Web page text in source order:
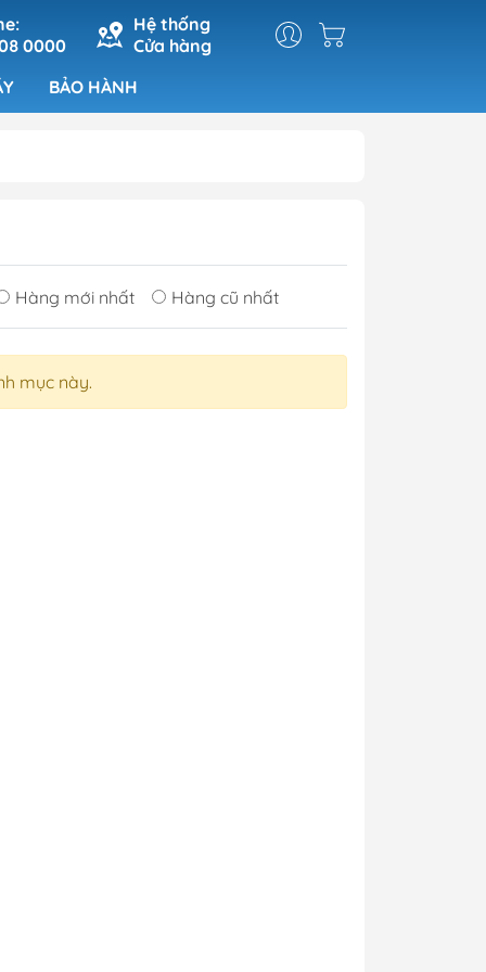
0000
Hệ thống
Cửa hàng
BẢO HÀNH
Hàng mới nhất Hàng cũ nhất
mục này.